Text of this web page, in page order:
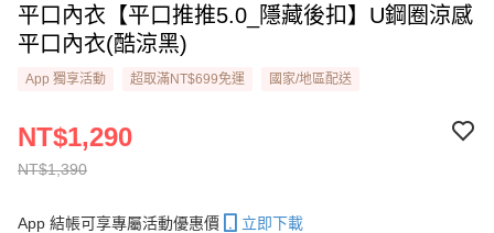
平口內衣【平口推推5.0_隱藏後扣】U鋼圈涼感
平口內衣​(酷涼黑)
App 獨享活動 超取滿NT$699免運 國家/地區配送
NT$1,390
NT$1,290
App 結帳可享專屬活動優惠價 立即下載